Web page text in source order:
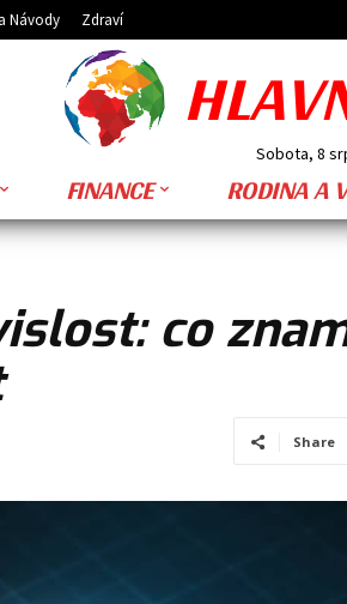
Návody Zdraví
Sobota, 8
FINANCE RODINA A
co
Share